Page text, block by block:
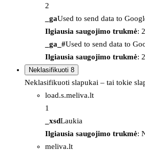
2
_gaUsed to send data to
Ilgiausia saugojimo trukmė:
_ga_#Used to send data to
Ilgiausia saugojimo trukmė:
Neklasifikuoti 8
Neklasifikuoti slapukai – tai tokie
load.s.meliva.lt
1
_xsdLaukia
Ilgiausia saugojimo trukmė:
meliva.lt